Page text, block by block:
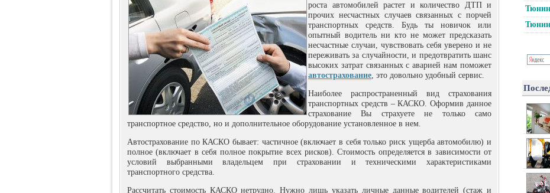
роста автомобилей растет и количество ДТП и
прочих несчастных случаев связанных с порчей
транспортных средств. Будь ты новичок или
опытный водитель ни кто не может предсказать
несчастные случаи, чувствовать себя уверено и не
переживать за случайности, и предотвратить шанс
высоких затрат связанных с аварией нам поможет
автострахование, это довольно удобный сервис.
Наиболее распространенный вид страхования
транспортных средств – КАСКО. Оформив данное
страхование Вы страхуете не только само
транспортное средство, но и дополнительное оборудование установленное в нем.
Автострахование по КАСКО бывает: частичное (включает в себя только риск ущерба автомобилю) и
полное (включает в себя полное покрытие всех рисков). Стоимость определяется в зависимости от
условий выбранными владельцем при страховании и техническими характеристиками
транспортного средства.
Рассчитать стоимость КАСКО нетрудно. Нужно лишь указать личные данные водителей (стаж и